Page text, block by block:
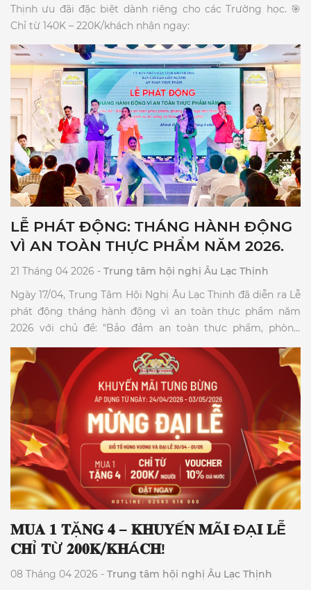
Thịnh ưu đãi đặc biệt dành riêng cho các Trường học. 🎯
LỄ PHÁT ĐỘNG: THÁNG HÀNH ĐỘNG
VÌ AN TOÀN THỰC PHẨM NĂM 2026.
21 Tháng 04 2026 - Trung tâm hội nghị Âu Lạc Thịnh
Ngày 17/04, Trung Tâm Hội Nghị Âu Lạc Thịnh đã diễn ra Lễ
phát động tháng hành động vì an toàn thực phẩm năm
2026 với chủ đề: "Bảo đảm an toàn thực phẩm, phòng
ngừa ngộ độc thực phẩm trong dịch vụ ăn uống và thức
ăn đường phố."
𝐌𝐔𝐀 𝟏 𝐓Ặ𝐍𝐆 𝟒 – 𝐊𝐇𝐔𝐘Ế𝐍 𝐌Ã𝐈 ĐẠ𝐈 𝐋Ễ
𝐂𝐇Ỉ 𝐓Ừ 𝟐𝟎𝟎𝐊/𝐊𝐇Á𝐂𝐇!
08 Tháng 04 2026 - Trung tâm hội nghị Âu Lạc Thịnh